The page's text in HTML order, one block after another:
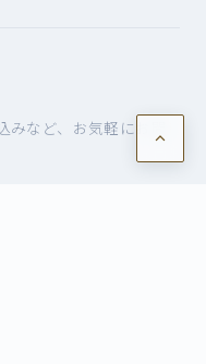
など、お気軽にお問